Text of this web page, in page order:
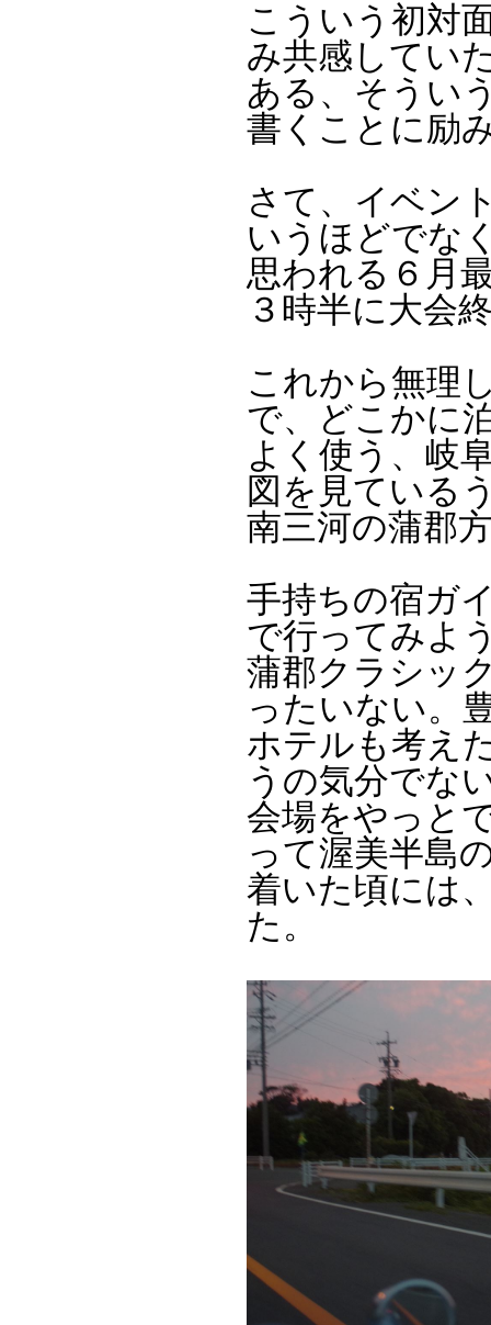
こういう初対
み共感してい
ある、そうい
書くことに励
さて、イベン
いうほどでな
思われる６月
３時半に大会
これから無理
で、どこかに
よく使う、岐
図を見ている
南三河の蒲郡
手持ちの宿ガ
で行ってみよ
蒲郡クラシッ
ったいない。
ホテルも考え
うの気分でな
会場をやっと
って渥美半島
着いた頃には
た。